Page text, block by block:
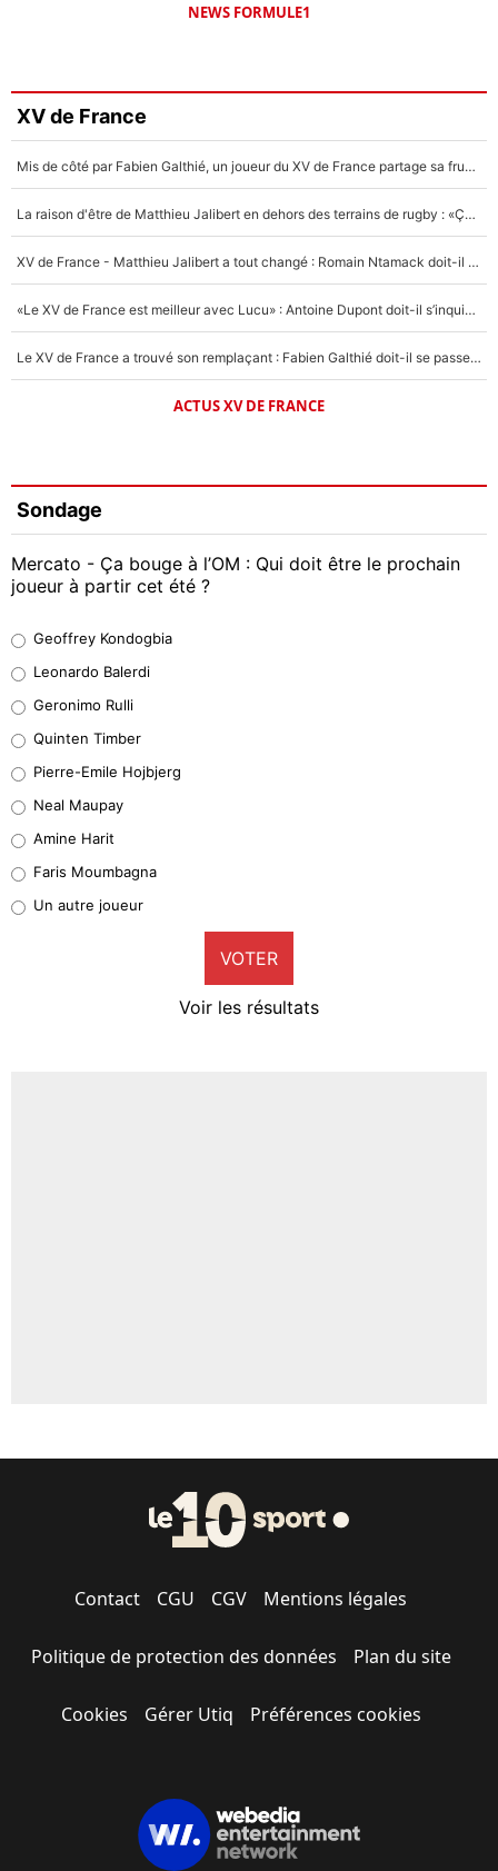
NEWS FORMULE1
XV de France
Mis de côté par Fabien Galthié, un joueur du XV de France partage sa frustration : «ils ne me l’ont pas dit tout de suite»
La raison d'être de Matthieu Jalibert en dehors des terrains de rugby : «Ça m'atteint autant que si tu touches à un membre de ma famille»
XV de France - Matthieu Jalibert a tout changé : Romain Ntamack doit-il s’inquiéter pour sa place à un an de la Coupe du monde ?
«Le XV de France est meilleur avec Lucu» : Antoine Dupont doit-il s’inquiéter pour sa place ?
Le XV de France a trouvé son remplaçant : Fabien Galthié doit-il se passer d'Antoine Dupont ?
ACTUS XV DE FRANCE
Sondage
Mercato - Ça bouge à l’OM : Qui doit être le prochain
joueur à partir cet été ?
38%
32%
5%
1%
9%
Geoffrey Kondogbia
Leonardo Balerdi
Geronimo Rulli
Quinten Timber
Pierre-Emile Hojbjerg
Neal Maupay
Amine Harit
Faris Moumbagna
Un autre joueur
VOTER
Voir les résultats
Contact CGU CGV Mentions légales
Politique de protection des données Plan du site
Cookies Gérer Utiq Préférences cookies